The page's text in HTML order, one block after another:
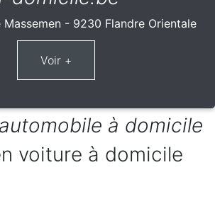
- 9230 Flandre Orientale
à domicile
voiture à domicile